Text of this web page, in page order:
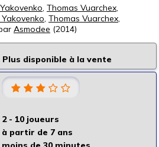
, Thomas Vuarchex,
, Thomas Vuarchex,
Asmodee (2014)
Plus disponible à la vente
2 - 10 joueurs
à partir de 7 ans